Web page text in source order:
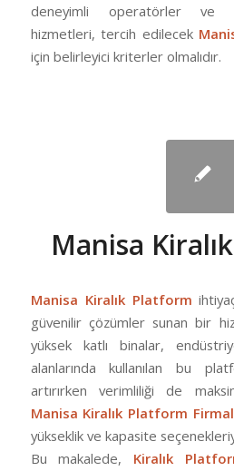
deneyimli operatörler ve
hizmetleri, tercih edilecek
için belirleyici kriterler olmalıdır.
Manisa
Manisa Kiralık Platform
güvenilir çözümler sunan bir
yüksek katlı binalar,
alanlarında kullanılan bu
artırırken verimliliği de
Manisa Kiralık Platform
yükseklik ve kapasite
Bu makalede, Kiralık